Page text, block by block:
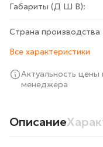
Габариты (Д Ш В):
Страна производства
Все характеристики
Актуальность цены
менеджера
Описание